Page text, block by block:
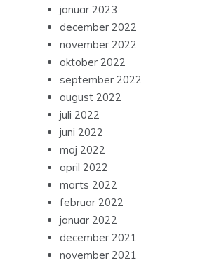
januar 2023
december 2022
november 2022
oktober 2022
september 2022
august 2022
juli 2022
juni 2022
maj 2022
april 2022
marts 2022
februar 2022
januar 2022
december 2021
november 2021